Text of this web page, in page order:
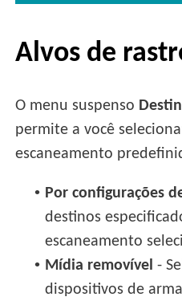
Alvos de
O menu suspenso
permite a você
escaneamento
• Por configurações
destinos
escaneamento
• Mídia removível -
dispositivos de